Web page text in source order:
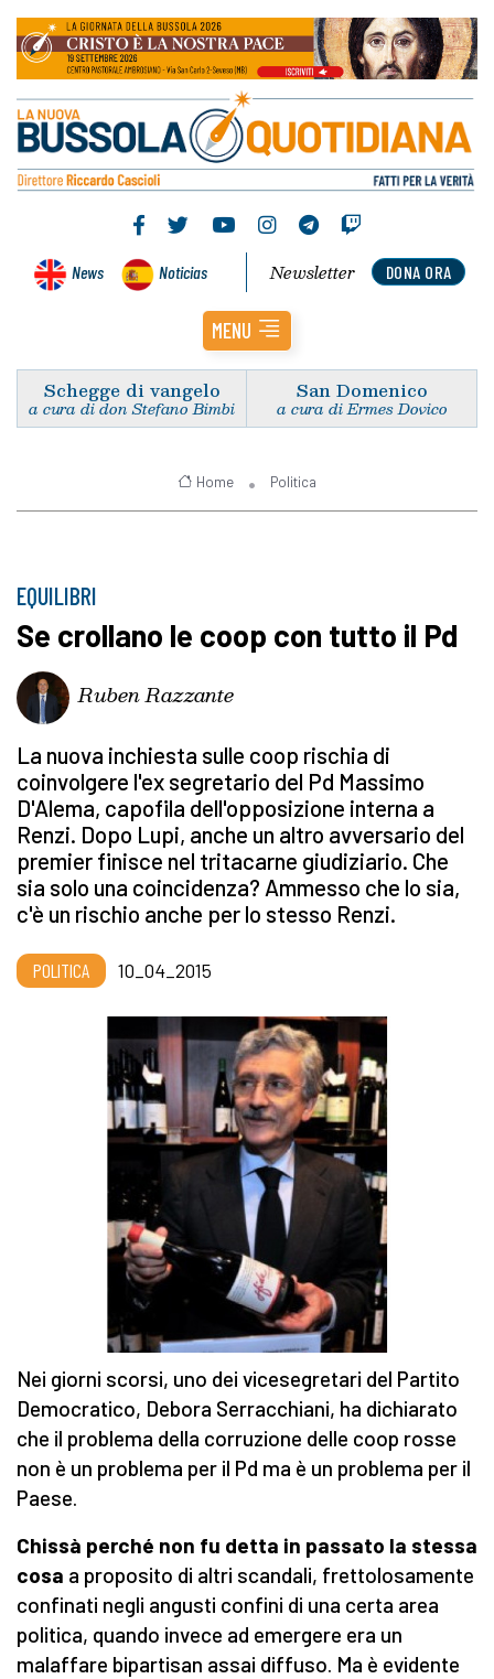
News Noticias DONA ORA
Newsletter
MENU
Schegge di vangelo
a cura di don Stefano Bimbi
San Domenico
a cura di Ermes Dovico
Home Politica
EQUILIBRI
Se crollano le coop con tutto il Pd
Ruben Razzante
La nuova inchiesta sulle coop rischia di
coinvolgere l'ex segretario del Pd Massimo
D'Alema, capofila dell'opposizione interna a
Renzi. Dopo Lupi, anche un altro avversario del
premier finisce nel tritacarne giudiziario. Che
sia solo una coincidenza? Ammesso che lo sia,
c'è un rischio anche per lo stesso Renzi.
POLITICA 10_04_2015
Nei giorni scorsi, uno dei vicesegretari del Partito
Democratico, Debora Serracchiani, ha dichiarato
che il problema della corruzione delle coop rosse
non è un problema per il Pd ma è un problema per il
Paese.
Chissà perché non fu detta in passato la stessa
cosa a proposito di altri scandali, frettolosamente
confinati negli angusti confini di una certa area
politica, quando invece ad emergere era un
malaffare bipartisan assai diffuso. Ma è evidente